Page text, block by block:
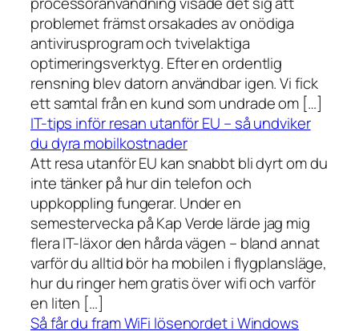
problemet främst orsakades av onödiga
antivirusprogram och tvivelaktiga
optimeringsverktyg. Efter en ordentlig
rensning blev datorn användbar igen. Vi fick
ett samtal från en kund som undrade om […]
IT-tips inför resan utanför EU – så undviker
du dyra mobilkostnader
Att resa utanför EU kan snabbt bli dyrt om du
inte tänker på hur din telefon och
uppkoppling fungerar. Under en
semestervecka på Kap Verde lärde jag mig
flera IT-läxor den hårda vägen – bland annat
varför du alltid bör ha mobilen i flygplansläge,
hur du ringer hem gratis över wifi och varför
en liten […]
Så får du fram WiFi lösenordet i Windows